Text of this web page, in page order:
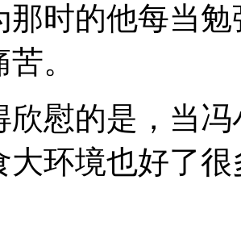
那时的他每当
。
的是，当冯
大环境也好了